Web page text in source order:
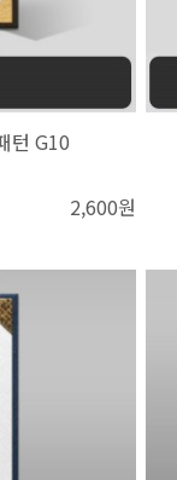
턴 G10
2,600원